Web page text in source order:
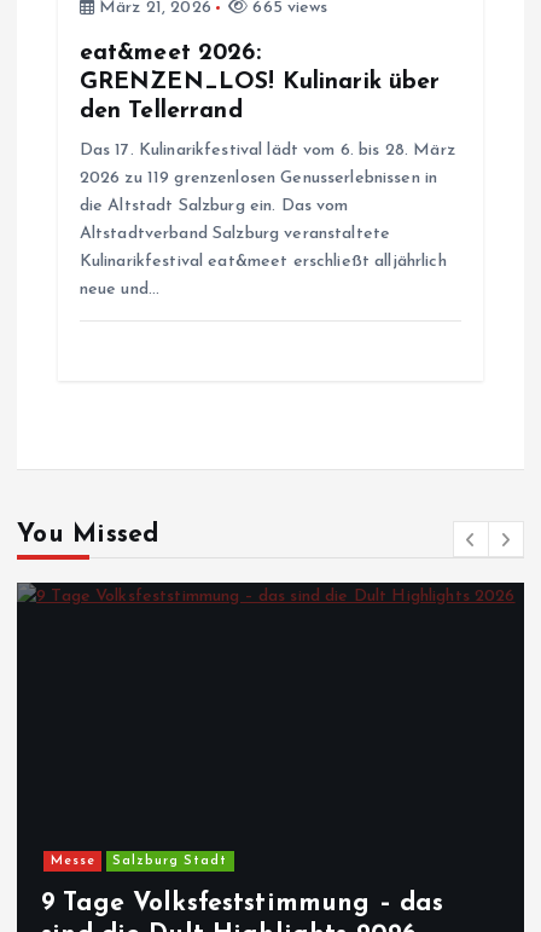
März 21, 2026
665 views
eat&meet 2026:
GRENZEN_LOS! Kulinarik über
den Tellerrand
Das 17. Kulinarikfestival lädt vom 6. bis 28. März
2026 zu 119 grenzenlosen Genusserlebnissen in
die Altstadt Salzburg ein. Das vom
Altstadtverband Salzburg veranstaltete
Kulinarikfestival eat&meet erschließt alljährlich
neue und…
You Missed
Messe Salzburg Stadt
9 Tage Volksfeststimmung – das